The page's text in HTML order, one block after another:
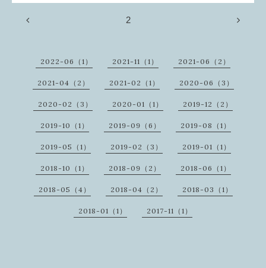
2
2022-06（1） 2021-11（1） 2021-06（2）
2021-04（2） 2021-02（1） 2020-06（3）
2020-02（3） 2020-01（1） 2019-12（2）
2019-10（1） 2019-09（6） 2019-08（1）
2019-05（1） 2019-02（3） 2019-01（1）
2018-10（1） 2018-09（2） 2018-06（1）
2018-05（4） 2018-04（2） 2018-03（1）
2018-01（1） 2017-11（1）